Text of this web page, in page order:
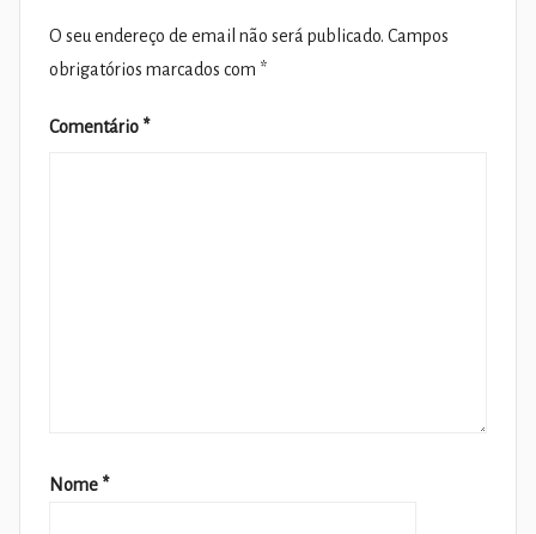
O seu endereço de email não será publicado. Campos
obrigatórios marcados com *
Comentário *
Nome *